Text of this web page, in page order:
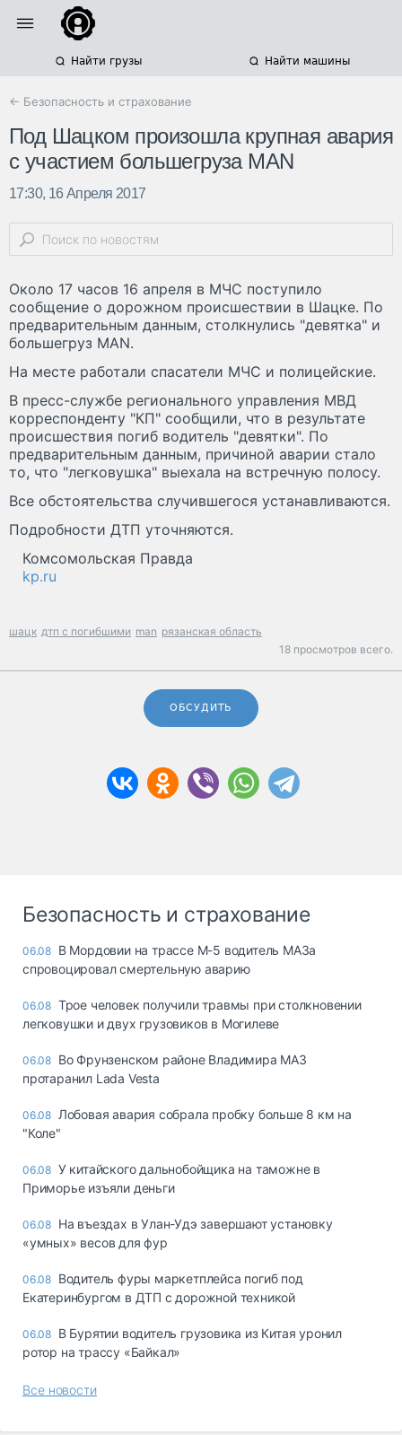
Найти грузы Найти машины
← Безопасность и страхование
Под Шацком произошла крупная авария
с участием большегруза MAN
17:30, 16 Апреля 2017
Около 17 часов 16 апреля в МЧС поступило
сообщение о дорожном происшествии в Шацке. По
предварительным данным, столкнулись "девятка" и
большегруз MAN.
На месте работали спасатели МЧС и полицейские.
В пресс-службе регионального управления МВД
корреспонденту "КП" сообщили, что в результате
происшествия погиб водитель "девятки". По
предварительным данным, причиной аварии стало
то, что "легковушка" выехала на встречную полосу.
Все обстоятельства случившегося устанавливаются.
Подробности ДТП уточняются.
Комсомольская Правда
kp.ru
шацк дтп с погибшими man рязанская область
18 просмотров всего.
ОБСУДИТЬ
Безопасность и страхование
06.08 В Мордовии на трассе М-5 водитель МАЗа
спровоцировал смертельную аварию
06.08 Трое человек получили травмы при столкновении
легковушки и двух грузовиков в Могилеве
06.08 Во Фрунзенском районе Владимира МАЗ
протаранил Lada Vesta
06.08 Лобовая авария собрала пробку больше 8 км на
"Коле"
06.08 У китайского дальнобойщика на таможне в
Приморье изъяли деньги
06.08 Ha въeздax в Улaн-Удэ зaвepшaют ycтaнoвкy
«yмныx» вecoв для фyp
06.08 Водитель фуры маркетплейса погиб под
Екатеринбургом в ДТП с дорожной техникой
06.08 В Бурятии водитель грузовика из Китая уронил
ротор на трассу «Байкал»
Все новости